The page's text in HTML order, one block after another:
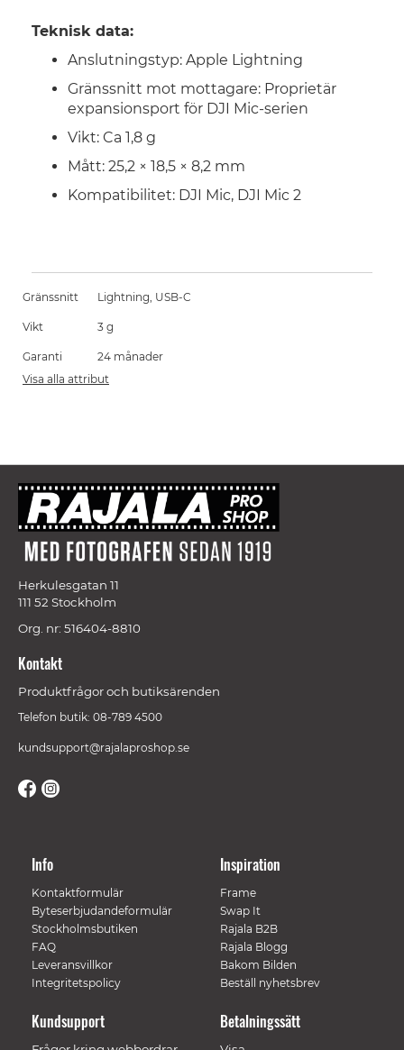
Teknisk data:
Anslutningstyp: Apple Lightning
Gränssnitt mot mottagare: Proprietär
expansionsport för DJI Mic-serien
Vikt: Ca 1,8 g
Mått: 25,2 × 18,5 × 8,2 mm
Kompatibilitet: DJI Mic, DJI Mic 2
Gränssnitt Lightning, USB-C
Vikt 3 g
Garanti
24 månader
Visa alla attribut
Herkulesgatan 11
111 52 Stockholm
Org. nr: 516404-8810
Kontakt
Produktfrågor och butiksärenden
Telefon butik: 08-789 4500
kundsupport@rajalaproshop.se
Info
Kontaktformulär
Byteserbjudandeformulär
Stockholmsbutiken
FAQ
Leveransvillkor
Integritetspolicy
Inspiration
Frame
Swap It
Rajala B2B
Rajala Blogg
Bakom Bilden
Beställ nyhetsbrev
Betalningssätt
Kundsupport